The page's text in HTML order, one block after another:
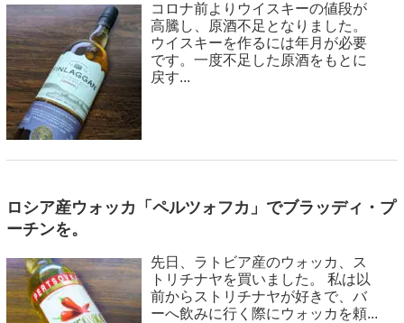
コロナ前よりウイスキーの値段が
高騰し、原酒不足となりました。
ウイスキーを作るには年月が必要
です。一度不足した原酒をもとに
戻す...
ロシア産ウォッカ「ペルツォフカ」でブラッディ・プ
ーチンを。
先日、ラトビア産のウォッカ、ス
トリチナヤを買いました。 私は以
前からストリチナヤが好きで、バ
ーへ飲みに行く際にウォッカを頼...